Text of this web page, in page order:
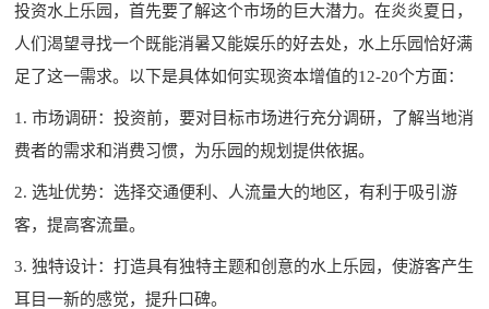
投资水上乐园，首先要了解这个市场的巨大潜力。在炎炎夏日，
人们渴望寻找一个既能消暑又能娱乐的好去处，水上乐园恰好满
足了这一需求。以下是具体如何实现资本增值的12-20个方面：
1. 市场调研：投资前，要对目标市场进行充分调研，了解当地消
费者的需求和消费习惯，为乐园的规划提供依据。
2. 选址优势：选择交通便利、人流量大的地区，有利于吸引游
客，提高客流量。
3. 独特设计：打造具有独特主题和创意的水上乐园，使游客产生
耳目一新的感觉，提升口碑。